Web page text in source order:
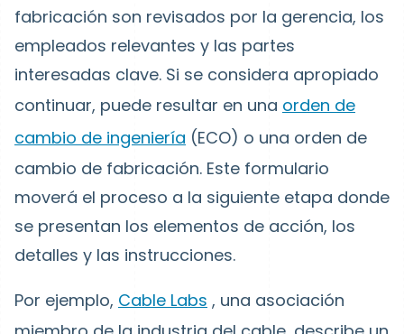
fabricación son revisados por la gerencia, los
empleados relevantes y las partes
interesadas clave. Si se considera apropiado
continuar, puede resultar en una orden de
cambio de ingeniería (ECO) o una orden de
cambio de fabricación. Este formulario
moverá el proceso a la siguiente etapa donde
se presentan los elementos de acción, los
detalles y las instrucciones.
Por ejemplo, Cable Labs , una asociación